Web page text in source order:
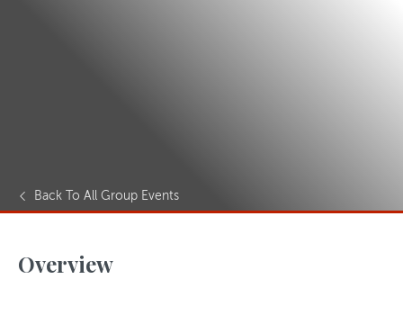
Back To All Group Events
Overview